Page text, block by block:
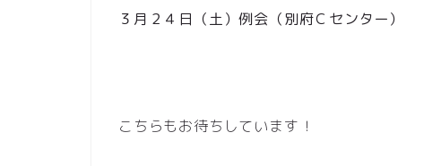
３月２４日（土）例会（別府Ｃセンター）
こちらもお待ちしています！